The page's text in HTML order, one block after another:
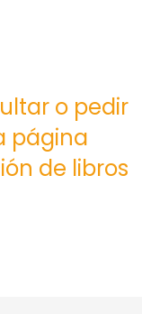
o pedir
página
de libros